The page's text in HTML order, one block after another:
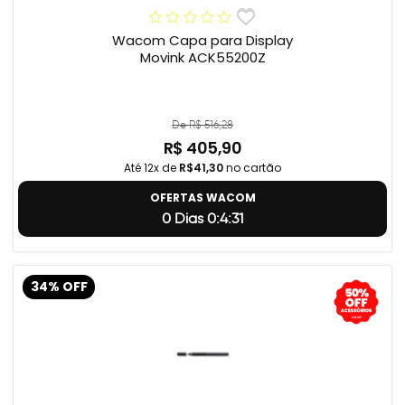
Wacom Capa para Display
Movink ACK55200Z
De R$ 516,28
R$ 405,90
Até 12x de R$41,30no cartão
OFERTAS WACOM
0 Dias 0:4:31
34% OFF